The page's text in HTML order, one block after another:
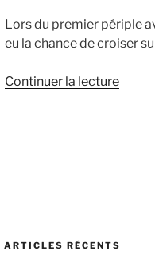
Lors du premier périple
eu la chance de croiser
Continuer la lecturede
de
ARTICLES RÉCENTS